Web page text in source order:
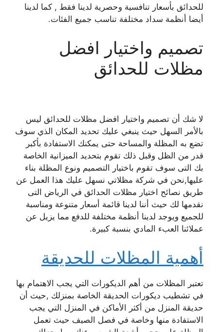
للحدائق بأسعار تنافسية وحصرية لدينا فقط , كما لدينا
أيضا أنظمة سداد مختلفة تناسب جميع الفئات.
تصميم واختيار افضل
مظلات للحدائق
لا شك أن تصميم واختيار افضل مظلات للحدائق ليس
بالأمر السهل حيث ينبغي عليك تحديد المكان الذي سوف
تضع به المظلة والمساحة حتى يمكنك الاستفادة بأكبر
قدر من الظل وقبل ذلك تقوم بتحديد الميزانية الخاصة
بك التى سوف تقوم باختيار التصميم ونوع المظلة بناء
عليها,نحن في شركة مظلاتي نسهل عليك هذا العمل عن
طريق نصائح اختيار مظلات الحدائق في الرياض التى
نقدمها لك حيث أننا لدينا قائمة أسعار متنوعة ومناسبة
للجميع ويوجد لدينا أنظمة مختلفة للدفع مما يزيل عن
عملائنا العبء المادي بنسبة كبيرة.
أهمية المظلات للحديقة
تعتبر المظلات من أهم الديكورات التي يجب الاهتمام بها
في تشطيب ديكورات الحديقة الخاصة بمنزلك ,حيث أن
حديقة المنزل من أكثر الأماكن في المنزل التي يجب
الاستفادة منها وخاصة في فصل الصيف حيث تعمل